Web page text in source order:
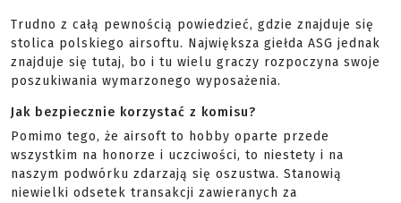
Trudno z całą pewnością powiedzieć, gdzie znajduje się
stolica polskiego airsoftu. Największa giełda ASG jednak
znajduje się tutaj, bo i tu wielu graczy rozpoczyna swoje
poszukiwania wymarzonego wyposażenia.
Jak bezpiecznie korzystać z komisu?
Pomimo tego, że airsoft to hobby oparte przede
wszystkim na honorze i uczciwości, to niestety i na
naszym podwórku zdarzają się oszustwa. Stanowią
niewielki odsetek transakcji zawieranych za